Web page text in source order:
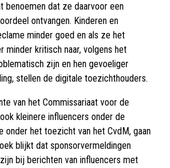
benoemen dat ze daarvoor een
ontvangen. Kinderen en
minder goed en als ze het
minder kritisch naar, volgens het
zijn en hen gevoeliger
stellen de digitale toezichthouders.
van het Commissariaat voor de
kleinere influencers onder de
onder het toezicht van het CvdM, gaan
blijkt dat sponsorvermeldingen
bij berichten van influencers met